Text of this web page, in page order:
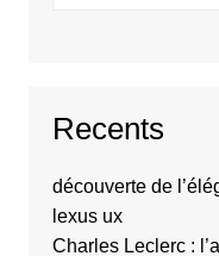
Recents
découverte de
lexus ux
Charles Leclerc :